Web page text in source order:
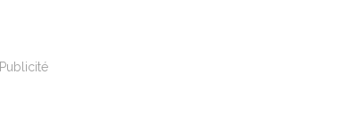
Publicité